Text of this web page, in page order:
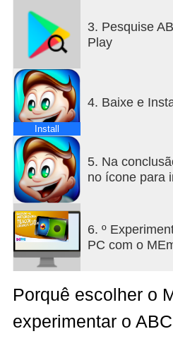
3. Pesquise
Play
Install
4. Baixe e
5. Na
no ícone para
6. º
PC com o
Porquê escolher o
experimentar o